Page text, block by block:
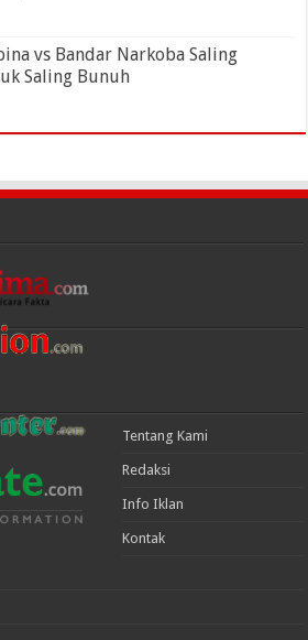
vs Bandar Narkoba Saling
Saling Bunuh
Tentang Kami
Redaksi
Info Iklan
Kontak